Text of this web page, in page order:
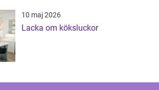
10 maj 2026
Lacka om köksluckor